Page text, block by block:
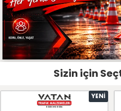
Sizin için
YENI